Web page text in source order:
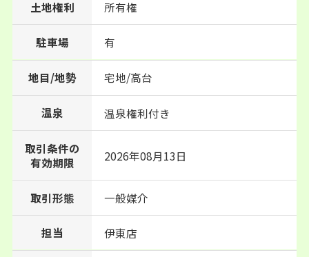
土地権利 所有権
駐車場 有
地目/地勢 宅地/高台
温泉 温泉権利付き
取引条件の
有効期限
2026年08月13日
取引形態 一般媒介
担当 伊東店